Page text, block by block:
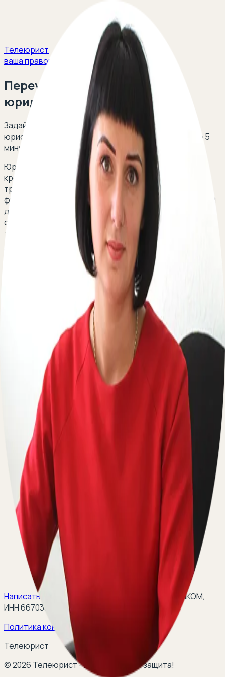
Телеюрист
ваша правовая защита
Переуступка долга между
юридическими лицами
Задайте свой вопрос и получите ответ опытных
юристов в сфере корпоративного права в течение 5
минут!
Юридическое лицо (компания), являющееся
кредитором, может переуступить свое право
требования долга другому юридическому (или
физическому) лицу, заключив с ним соответствующий
договор. В ряде случаев законом или договором
ограничивается или запрещается передача права
требования.
Возможна ли переуступка долга между юридическими
лицами? В каком порядке она производится? В каких
случаях она не допускается? Необходимо ли согласие
должника на передачу права требования?
Есть вопрос о переуступке долга между юридическими
лицами? Оставьте свой телефон, перезвоним
По вопросам сотрудничества
Написать на email:
ООО ЭЛКОМ,
ИНН 6670334641, ОГРН 1116670009796
Политика конфиденциальности
Телеюрист
©2026 Телеюрист - ваша правовая защита!